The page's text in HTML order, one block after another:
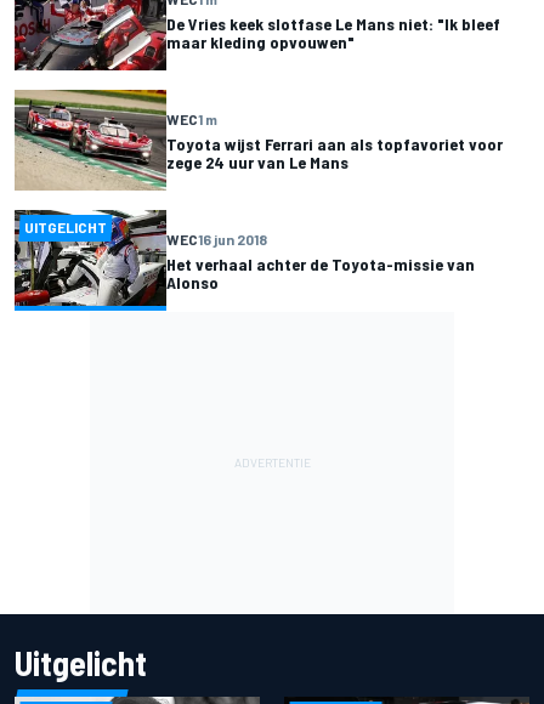
De Vries keek slotfase Le Mans niet: "Ik bleef
maar kleding opvouwen"
WEC1 m
Toyota wijst Ferrari aan als topfavoriet voor
zege 24 uur van Le Mans
UITGELICHT
WEC16 jun 2018
Het verhaal achter de Toyota-missie van
Alonso
Uitgelicht